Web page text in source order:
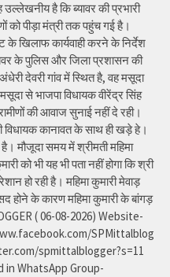
उल्लेखनीय है कि ब्यावर की प्रभारी
को पीड़ा मंत्री तक पहुंच गई है।
के खिलाफ कार्यवाही करने के निर्देश
के पुलिस और जिला प्रशासन की
देवरी गांव में स्थित है, वह मसूदा
से भाजपा विधायक वीरेंद्र सिंह
की आवाज सुनाई नहीं दे रही।
विधायक कानावत के साथ ही खड़े हे।
मौजूदा समय में श्रीमती महिमा
को भी यह भी पता नहीं होगा कि श्री
हो रही है। महिमा कुमारी मेवाड़
होने के कारण महिमा कुमारी के बांगड़
( 06-08-2026) Website-
SPMittalblog
spmittalblogger?s=11
WhatsApp Group-